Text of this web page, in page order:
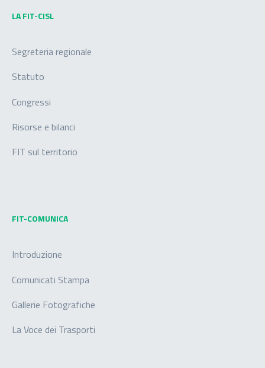
LA FIT-CISL
Segreteria regionale
Statuto
Congressi
Risorse e bilanci
FIT sul territorio
FIT-COMUNICA
Introduzione
Comunicati Stampa
Gallerie Fotografiche
La Voce dei Trasporti